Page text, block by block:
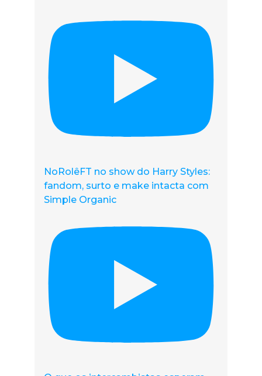
NoRolêFT no show do Harry Styles:
fandom, surto e make intacta com
Simple Organic